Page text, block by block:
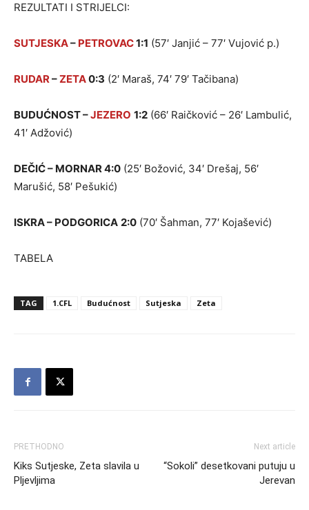
REZULTATI I STRIJELCI:
SUTJESKA– PETROVAC1:1 (57′ Janjić – 77′ Vujović p.)
RUDAR–ZETA0:3 (2′ Maraš, 74′ 79′ Tačibana)
BUDUĆNOST –JEZERO 1:2 (66′ Raičković – 26′ Lambulić,
41′ Adžović)
DEČIĆ – MORNAR 4:0 (25′ Božović, 34′ Drešaj, 56′
Marušić, 58′ Pešukić)
ISKRA – PODGORICA 2:0 (70′ Šahman, 77′ Kojašević)
TABELA
TAG 1.CFL Budućnost Sutjeska Zeta
PRETHODNO
Kiks Sutjeske, Zeta slavila u
Pljevljima
Next article
“Sokoli” desetkovani putuju u
Jerevan